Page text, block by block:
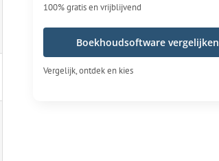
100% gratis en vrijblijvend
Boekhoudsoftware vergelijken
Vergelijk, ontdek en kies